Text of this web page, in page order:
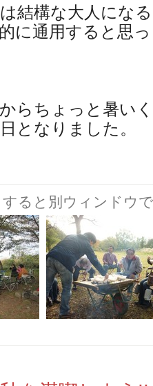
結構な大人にな
に通用すると思っ
らちょっと暑い
となりました。
ると別ウィンドウ